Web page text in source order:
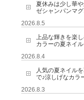
夏休みは少し華
ゼシャンパンマグ
2026.8.5
上品な輝きを楽
カラーの夏ネイル
2026.8.4
人気の夏ネイル
で♪涼しげなカラ
2026.8.3